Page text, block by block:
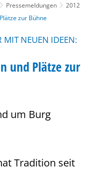
Pressemeldungen
2012
zur Bühne
MIT NEUEN IDEEN:
und Plätze zur
um Burg
Tradition seit